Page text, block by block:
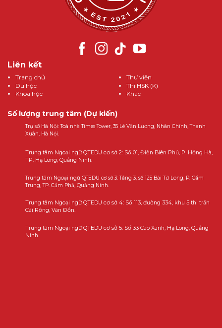
Liên kết
Trang chủ
Du học
Khóa học
Thư viện
Thi HSK (K)
Khác
Số lượng trung tâm (Dự kiến)
Trụ sở Hà Nội: Toà nhà Times Tower, 35 Lê Văn Lương, Nhân Chính, Thanh
Xuân, Hà Nội.
Trung tâm Ngoại ngữ QTEDU cơ sở 2: Số 01, Điện Biên Phủ, P. Hồng Hà,
TP. Hạ Long, Quảng Ninh.
Trung tâm Ngoại ngữ QTEDU cơ sở 3: Tầng 3, số 125 Bái Tử Long, P. Cẩm
Trung, TP. Cẩm Phả, Quảng Ninh.
Trung tâm Ngoại ngữ QTEDU cơ sở 4: Số 113, đường 334, khu 5 thị trấn
Cái Rồng, Vân Đồn.
Trung tâm Ngoại ngữ QTEDU cơ sở 5: Số 33 Cao Xanh, Hạ Long, Quảng
Ninh.